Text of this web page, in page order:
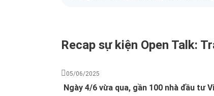
Recap sự kiện Open Talk:
05/06/2025
Ngày 4/6 vừa qua, gần 100 nhà đầu tư